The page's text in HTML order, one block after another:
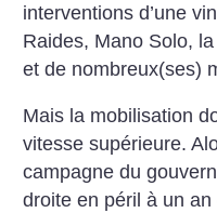
interventions d’une
Raides, Mano Solo,
et de nombreux(ses)
Mais la mobilisation
vitesse supérieure.
campagne du
droite en péril à un